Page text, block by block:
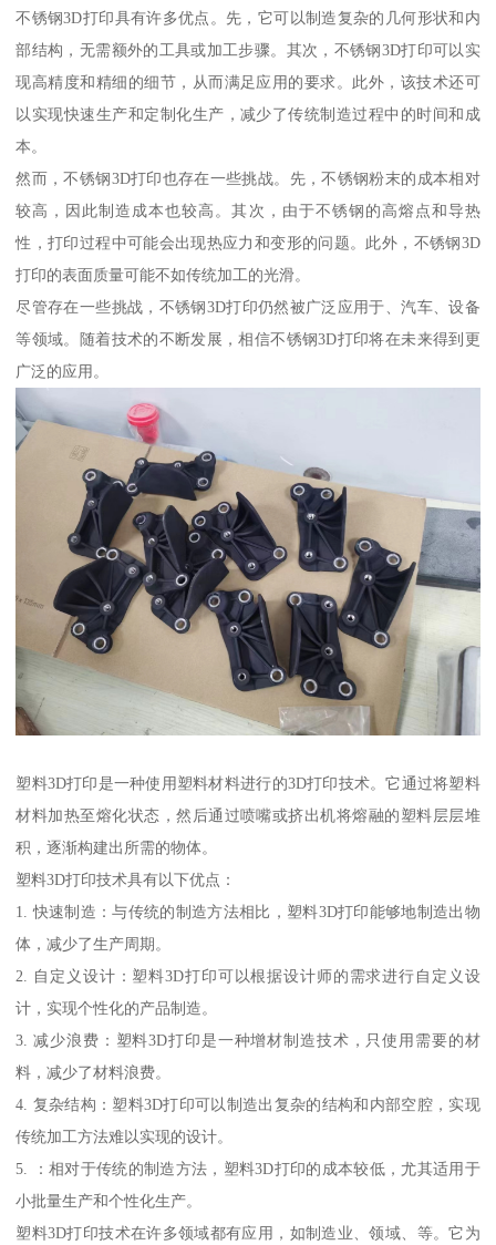
不锈钢3D打印具有许多优点。先，它可以制造复杂的几何形状和内
部结构，无需额外的工具或加工步骤。其次，不锈钢3D打印可以实
现高精度和精细的细节，从而满足应用的要求。此外，该技术还可
以实现快速生产和定制化生产，减少了传统制造过程中的时间和成
本。
然而，不锈钢3D打印也存在一些挑战。先，不锈钢粉末的成本相对
较高，因此制造成本也较高。其次，由于不锈钢的高熔点和导热
性，打印过程中可能会出现热应力和变形的问题。此外，不锈钢3D
打印的表面质量可能不如传统加工的光滑。
尽管存在一些挑战，不锈钢3D打印仍然被广泛应用于、汽车、设备
等领域。随着技术的不断发展，相信不锈钢3D打印将在未来得到更
广泛的应用。
塑料3D打印是一种使用塑料材料进行的3D打印技术。它通过将塑料
材料加热至熔化状态，然后通过喷嘴或挤出机将熔融的塑料层层堆
积，逐渐构建出所需的物体。
塑料3D打印技术具有以下优点：
1. 快速制造：与传统的制造方法相比，塑料3D打印能够地制造出物
体，减少了生产周期。
2. 自定义设计：塑料3D打印可以根据设计师的需求进行自定义设
计，实现个性化的产品制造。
3. 减少浪费：塑料3D打印是一种增材制造技术，只使用需要的材
料，减少了材料浪费。
4. 复杂结构：塑料3D打印可以制造出复杂的结构和内部空腔，实现
传统加工方法难以实现的设计。
5. ：相对于传统的制造方法，塑料3D打印的成本较低，尤其适用于
小批量生产和个性化生产。
塑料3D打印技术在许多领域都有应用，如制造业、领域、等。它为